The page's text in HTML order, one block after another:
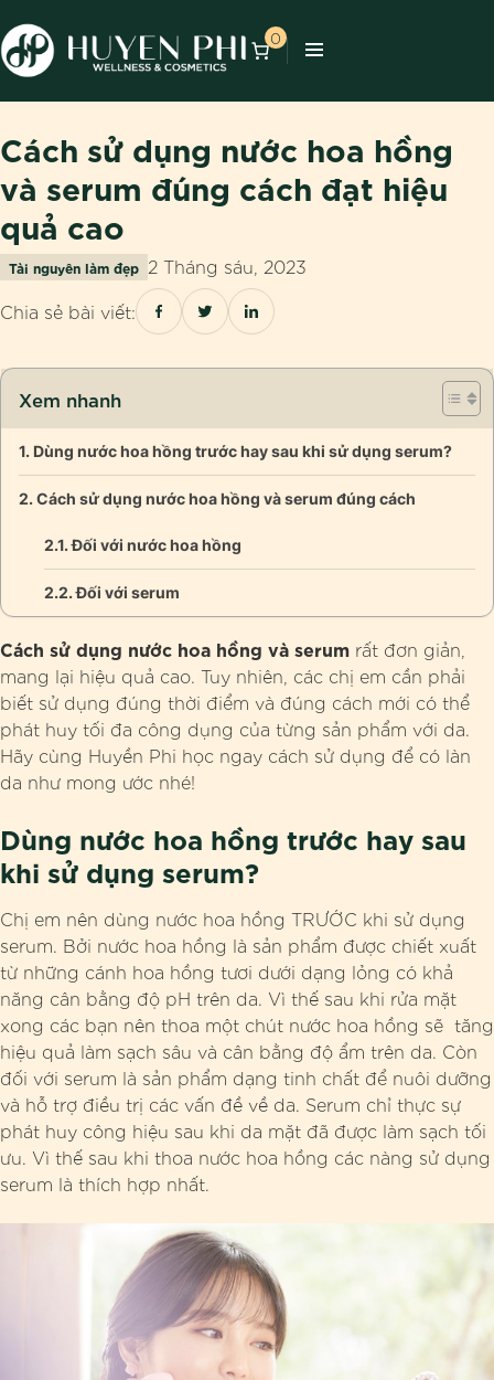
0
Cách sử dụng nước hoa hồng
và serum đúng cách đạt hiệu
quả cao
Tài nguyên làm đẹp 2 Tháng sáu, 2023
Chia sẻ bài viết:
Xem nhanh
Dùng nước hoa hồng trước hay sau khi sử dụng serum?
Cách sử dụng nước hoa hồng và serum đúng cách
Đối với nước hoa hồng
Đối với serum
Cách sử dụng nước hoa hồng và serum rất đơn giản,
mang lại hiệu quả cao. Tuy nhiên, các chị em cần phải
biết sử dụng đúng thời điểm và đúng cách mới có thể
phát huy tối đa công dụng của từng sản phẩm với da.
Hãy cùng Huyền Phi học ngay cách sử dụng để có làn
da như mong ước nhé!
Dùng nước hoa hồng trước hay sau
khi sử dụng serum?
Chị em nên dùng nước hoa hồng TRƯỚC khi sử dụng
serum. Bởi nước hoa hồng là sản phẩm được chiết xuất
từ những cánh hoa hồng tươi dưới dạng lỏng có khả
năng cân bằng độ pH trên da. Vì thế sau khi rửa mặt
xong các bạn nên thoa một chút nước hoa hồng sẽ tăng
hiệu quả làm sạch sâu và cân bằng độ ẩm trên da. Còn
đối với serum là sản phẩm dạng tinh chất để nuôi dưỡng
và hỗ trợ điều trị các vấn đề về da. Serum chỉ thực sự
phát huy công hiệu sau khi da mặt đã được làm sạch tối
ưu. Vì thế sau khi thoa nước hoa hồng các nàng sử dụng
serum là thích hợp nhất.